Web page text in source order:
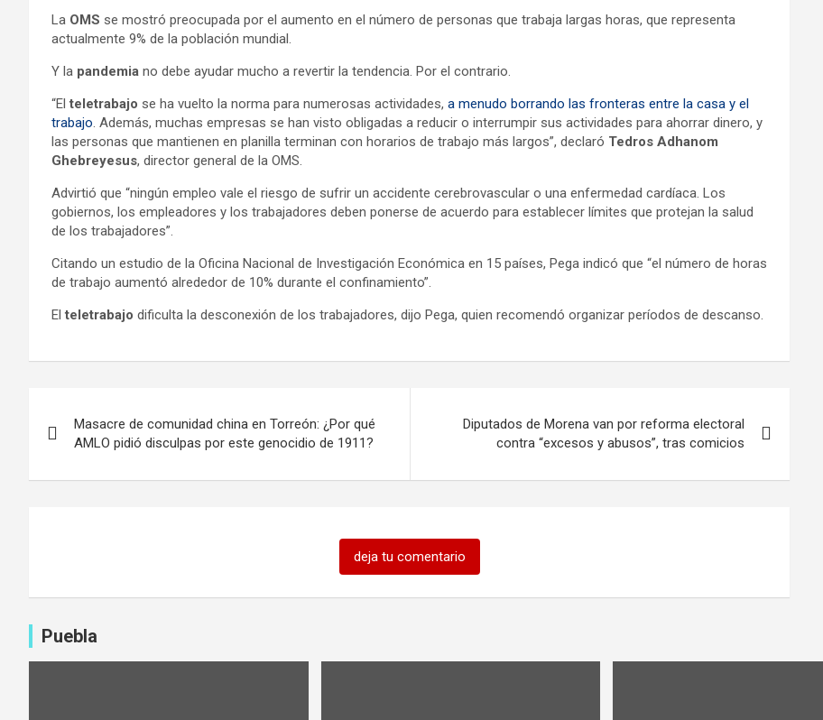
La OMS se mostró preocupada por el aumento en el número de personas que trabaja largas horas, que representa
actualmente 9% de la población mundial.
Y la pandemia no debe ayudar mucho a revertir la tendencia. Por el contrario.
“Elteletrabajo se ha vuelto la norma para numerosas actividades, a menudo borrando las fronteras entre la casa y el
trabajo. Además, muchas empresas se han visto obligadas a reducir o interrumpir sus actividades para ahorrar dinero, y
las personas que mantienen en planilla terminan con horarios de trabajo más largos”, declaró Tedros Adhanom
Ghebreyesus, director general de la OMS.
Advirtió que “ningún empleo vale el riesgo de sufrir un accidente cerebrovascular o una enfermedad cardíaca. Los
gobiernos, los empleadores y los trabajadores deben ponerse de acuerdo para establecer límites que protejan la salud
de los trabajadores”.
Citando un estudio de la Oficina Nacional de Investigación Económica en 15 países, Pega indicó que “el número de horas
de trabajo aumentó alrededor de 10% durante el confinamiento”.
Elteletrabajo dificulta la desconexión de los trabajadores, dijo Pega, quien recomendó organizar períodos de descanso.
de
entradas
Masacre de comunidad china en Torreón: ¿Por qué
AMLO pidió disculpas por este genocidio de 1911?
Diputados de Morena van por reforma electoral
contra “excesos y abusos”, tras comicios
deja tu comentario
Puebla